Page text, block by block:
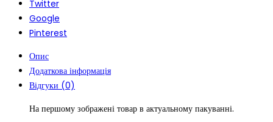
Twitter
Google
Pinterest
Опис
Додаткова інформація
Відгуки (0)
На першому зображені товар в актуальному пакуванні.